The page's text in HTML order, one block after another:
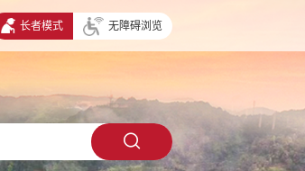
长者模式 无障碍浏览